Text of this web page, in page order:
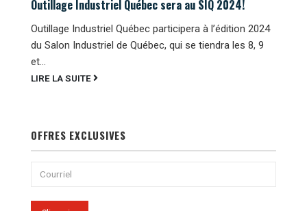
Outillage Industriel Québec sera au SIQ 2024!
Outillage Industriel Québec participera à l’édition 2024
du Salon Industriel de Québec, qui se tiendra les 8, 9
et...
LIRE LA SUITE
OFFRES EXCLUSIVES